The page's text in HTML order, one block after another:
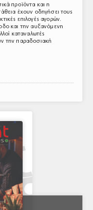
προϊόντα και η
έχουν οδηγήσει τους
επιλογές αγορών.
και την αυξανόμενη
καταναλωτές
την παραδοσιακή